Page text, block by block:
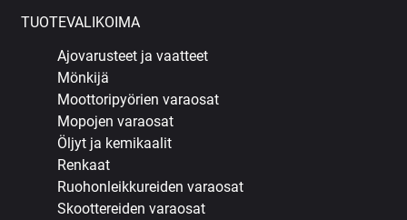
TUOTEVALIKOIMA
Ajovarusteet ja vaatteet
Mönkijä
Moottoripyörien varaosat
Mopojen varaosat
Öljyt ja kemikaalit
Renkaat
Ruohonleikkureiden varaosat
Skoottereiden varaosat